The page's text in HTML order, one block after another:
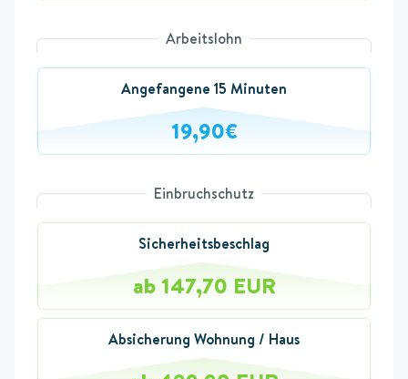
Arbeitslohn
Angefangene 15 Minuten
19,90€
Einbruchschutz
Sicherheitsbeschlag
ab 147,70 EUR
Absicherung Wohnung / Haus